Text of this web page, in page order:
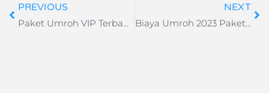
PREVIOUS
Paket Umroh VIP Terbang dari Surabaya Darmawisata Indonesia 2023
NEXT
Biaya Umroh 2023 Paket Reguler 12 Hari September | Darmawisata Indonesia